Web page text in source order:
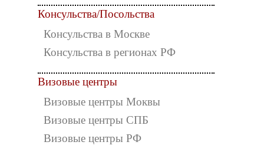
Консульства/Посольства
Консульства в Москве
Консульства в регионах РФ
Визовые центры
Визовые центры Моквы
Визовые центры СПБ
Визовые центры РФ